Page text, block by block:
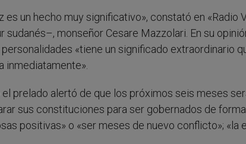
es un hecho muy significativo», constató en
sudanés–, monseñor Cesare Mazzolari. En su
«tiene un significado extraordinario
inmediatamente».
prelado alertó de que los próximos seis meses
sus constituciones para ser gobernados de
positivas» o «ser meses de nuevo conflicto»;